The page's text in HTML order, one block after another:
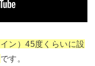
ン）45度くらいに設
です。